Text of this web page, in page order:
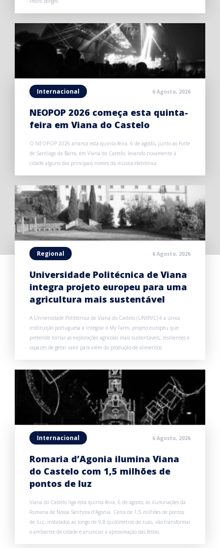
Internacional 6 Agosto, 2026
NEOPOP 2026 começa esta quinta-
feira em Viana do Castelo
O NEOPOP 2026 arranca esta quinta-feira, 6 de agosto, junto ao Forte
de Santiago da Barra, em Viana do Castelo, levando novamente à
cidade alguns dos principais nomes da música eletrónica.
Regional 6 Agosto, 2026
Universidade Politécnica de Viana
integra projeto europeu para uma
agricultura mais sustentável
A Universidade Politécnica de Viana do Castelo (UNIPVC) é a única
instituição portuguesa a integrar o My Farm, projeto europeu que
pretende tornar as explorações agrícolas mais sustentáveis, resilientes e
capazes de gerar valor para além da produção de alimentos.
Internacional 6 Agosto, 2026
Romaria d’Agonia ilumina Viana
do Castelo com 1,5 milhões de
pontos de luz
Viana do Castelo liga esta quinta-feira, 6 de agosto, as iluminações da
Romaria de Nossa Senhora d’Agonia. Cerca de 1,5 milhões de pontos
de luz, instalados ao longo de 9,8 quilómetros de ruas, vão transformar
o ambiente da cidade e anunciar a aproximação das festas.